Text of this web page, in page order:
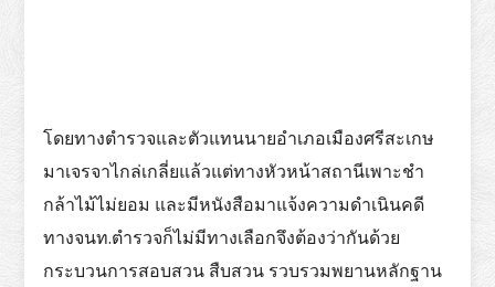
โดยทางตำรวจและตัวแทนนายอำเภอเมืองศรีสะเกษ
มาเจรจาไกล่เกลี่ยแล้วแต่ทางหัวหน้าสถานีเพาะชำ
กล้าไม้ไม่ยอม และมีหนังสือมาแจ้งความดำเนินคดี
ทางจนท.ตำรวจก็ไม่มีทางเลือกจึงต้องว่ากันด้วย
กระบวนการสอบสวน สืบสวน รวบรวมพยานหลักฐาน